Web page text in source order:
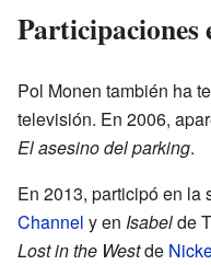
Participaciones
Pol Monen también ha
televisión. En 2006,
El asesino del parking.
En 2013, participó en la
Channel y en Isabelde
Lost in the Westde